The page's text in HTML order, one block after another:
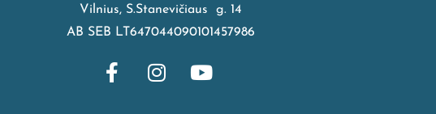
Vilnius, S.Stanevičiaus g. 14
AB SEB LT647044090101457986